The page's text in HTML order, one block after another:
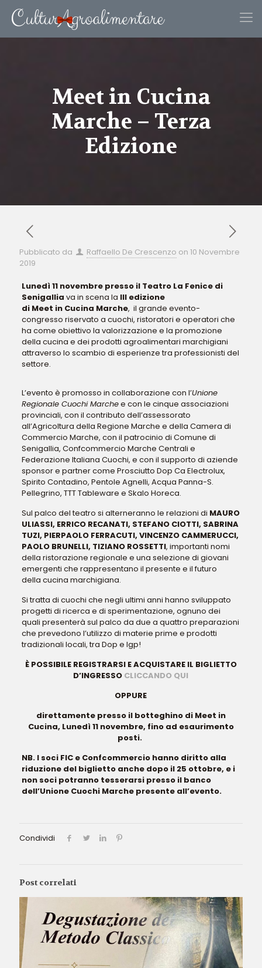
Meet in Cucina
Marche – Terza
Edizione
Pubblicato da Raffaello De Crescenzo on 10 Novembre
2019
Lunedì 11 novembre presso il Teatro La Fenice di
Senigallia va in scena la III edizione
di Meet in Cucina Marche, il grande evento-
congresso riservato a cuochi, ristoratori e operatori che
ha come obiettivo la valorizzazione e la promozione
della cucina e dei prodotti agroalimentari marchigiani
attraverso lo scambio di esperienze tra professionisti del
settore.
L’evento è promosso in collaborazione con l’Unione
Regionale Cuochi Marchee con le cinque associazioni
provinciali, con il contributo dell’assessorato
all’Agricoltura della Regione Marche e della Camera di
Commercio Marche, con il patrocinio di Comune di
Senigallia, Confcommercio Marche Centrali e
Federazione Italiana Cuochi, e con il supporto di aziende
sponsor e partner come Prosciutto Dop Ca Electrolux,
Spirito Contadino, Pentole Agnelli, Acqua Panna-S.
Pellegrino, TTT Tableware e Skalo Horeca.
Sul palco del teatro si alterneranno le relazioni di MAURO
ULIASSI, ERRICO RECANATI, STEFANO CIOTTI, SABRINA
TUZI, PIERPAOLO FERRACUTI, VINCENZO CAMMERUCCI,
PAOLO BRUNELLI, TIZIANO ROSSETTI, importanti nomi
della ristorazione regionale e una selezione di giovani
emergenti che rappresentano il presente e il futuro
della cucina marchigiana.
Si tratta di cuochi che negli ultimi anni hanno sviluppato
progetti di ricerca e di sperimentazione, ognuno dei
quali presenterà sul palco da due a quattro preparazioni
che prevedono l’utilizzo di materie prime e prodotti
tradizionali locali, tra Dop e Igp!
È POSSIBILE REGISTRARSI E ACQUISTARE IL BIGLIETTO
D’INGRESSO CLICCANDO QUI
OPPURE
direttamente presso il botteghino di Meet in
Cucina, Lunedì 11 novembre, fino ad esaurimento
posti.
NB. I soci FIC e Confcommercio hanno diritto alla
riduzione del biglietto anche dopo il 25 ottobre, e i
non soci potranno tesserarsi presso il banco
dell’Unione Cuochi Marche presente all’evento.
Condividi
Post correlati